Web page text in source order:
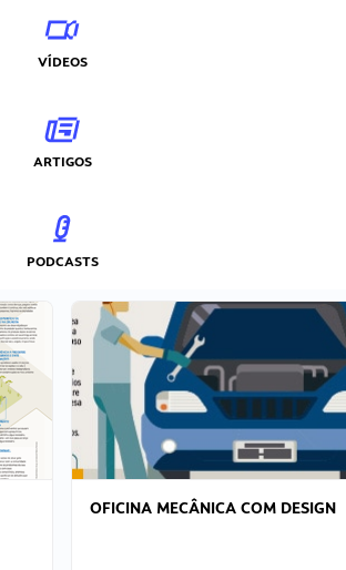
VÍDEOS
ARTIGOS
PODCASTS
OFICINA MECÂNICA COM DESIGN